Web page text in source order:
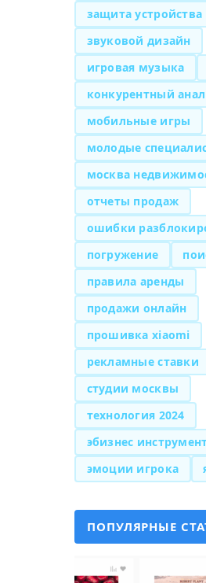
защита устройства
звуковой дизайн
игровая музыка
конкурентный
мобильные игры
молодые
москва
отчеты продаж
ошибки
погружение
правила аренды
продажи онлайн
прошивка xiaomi
рекламные ставки
студии москвы
технология 2024
эбизнес
эмоции игрока
ПОПУЛЯРНЫЕ